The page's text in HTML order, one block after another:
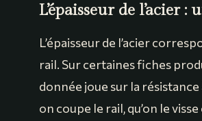
L’épaisseur de l’acier
L’épaisseur de l’acier
rail. Sur certaines fiches
donnée joue sur la
on coupe le rail, qu’on le